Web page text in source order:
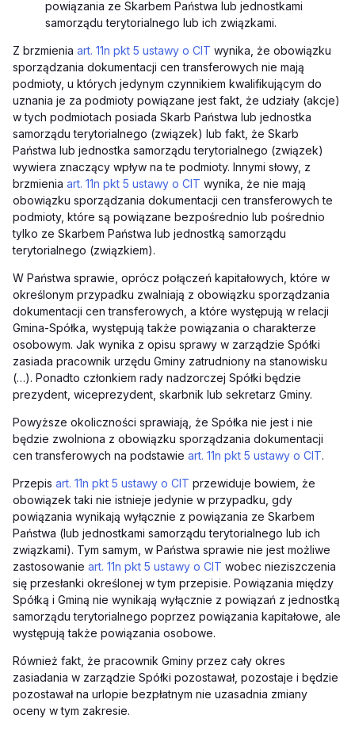
powiązania ze Skarbem Państwa lub jednostkami
samorządu terytorialnego lub ich związkami.
Z brzmienia art. 11n pkt 5 ustawy o CIT wynika, że obowiązku
sporządzania dokumentacji cen transferowych nie mają
podmioty, u których jedynym czynnikiem kwalifikującym do
uznania je za podmioty powiązane jest fakt, że udziały (akcje)
w tych podmiotach posiada Skarb Państwa lub jednostka
samorządu terytorialnego (związek) lub fakt, że Skarb
Państwa lub jednostka samorządu terytorialnego (związek)
wywiera znaczący wpływ na te podmioty. Innymi słowy, z
brzmienia art. 11n pkt 5 ustawy o CIT wynika, że nie mają
obowiązku sporządzania dokumentacji cen transferowych te
podmioty, które są powiązane bezpośrednio lub pośrednio
tylko ze Skarbem Państwa lub jednostką samorządu
terytorialnego (związkiem).
W Państwa sprawie, oprócz połączeń kapitałowych, które w
określonym przypadku zwalniają z obowiązku sporządzania
dokumentacji cen transferowych, a które występują w relacji
Gmina-Spółka, występują także powiązania o charakterze
osobowym. Jak wynika z opisu sprawy w zarządzie Spółki
zasiada pracownik urzędu Gminy zatrudniony na stanowisku
(…). Ponadto członkiem rady nadzorczej Spółki będzie
prezydent, wiceprezydent, skarbnik lub sekretarz Gminy.
Powyższe okoliczności sprawiają, że Spółka nie jest i nie
będzie zwolniona z obowiązku sporządzania dokumentacji
cen transferowych na podstawie art. 11n pkt 5 ustawy o CIT.
Przepis art. 11n pkt 5 ustawy o CIT przewiduje bowiem, że
obowiązek taki nie istnieje jedynie w przypadku, gdy
powiązania wynikają wyłącznie z powiązania ze Skarbem
Państwa (lub jednostkami samorządu terytorialnego lub ich
związkami). Tym samym, w Państwa sprawie nie jest możliwe
zastosowanie art. 11n pkt 5 ustawy o CIT wobec nieziszczenia
się przesłanki określonej w tym przepisie. Powiązania między
Spółką i Gminą nie wynikają wyłącznie z powiązań z jednostką
samorządu terytorialnego poprzez powiązania kapitałowe, ale
występują także powiązania osobowe.
Również fakt, że pracownik Gminy przez cały okres
zasiadania w zarządzie Spółki pozostawał, pozostaje i będzie
pozostawał na urlopie bezpłatnym nie uzasadnia zmiany
oceny w tym zakresie.